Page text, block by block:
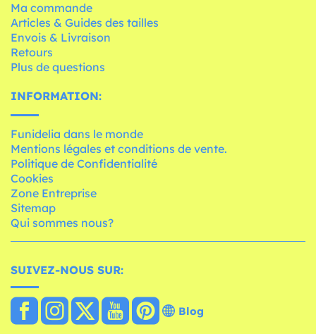
Ma commande
Articles & Guides des tailles
Envois & Livraison
Retours
Plus de questions
INFORMATION:
Funidelia dans le monde
Mentions légales et conditions de vente.
Politique de Confidentialité
Cookies
Zone Entreprise
Sitemap
Qui sommes nous?
SUIVEZ-NOUS SUR:
Blog